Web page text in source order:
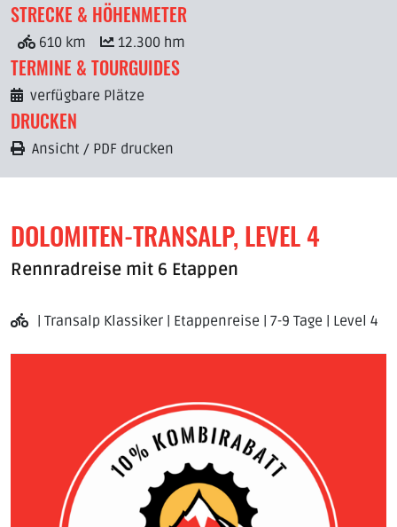
STRECKE & HÖHENMETER
610 km 12.300 hm
TERMINE & TOURGUIDES
verfügbare Plätze
DRUCKEN
Ansicht / PDF drucken
DOLOMITEN-TRANSALP, LEVEL 4
Rennradreise mit 6 Etappen
| Transalp Klassiker | Etappenreise | 7-9 Tage | Level 4